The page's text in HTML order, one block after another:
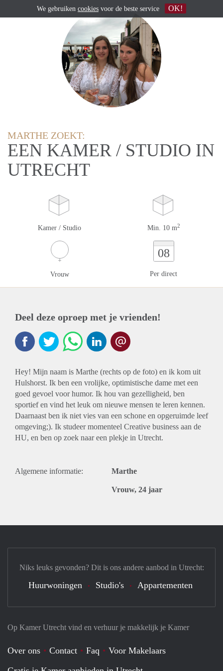
MARTHE ZOEKT:
EEN KAMER / STUDIO IN
UTRECHT
Kamer / Studio Min. 10 m2
Vrouw
08
Per direct
Deel deze oproep met je vrienden!
Hey! Mijn naam is Marthe (rechts op de foto) en ik kom uit
Hulshorst. Ik ben een vrolijke, optimistische dame met een
goed gevoel voor humor. Ik hou van gezelligheid, ben
sportief en vind het leuk om nieuwe mensen te leren kennen.
Daarnaast ben ik niet vies van een schone en opgeruimde leef
omgeving;). Ik studeer momenteel Creative business aan de
HU, en ben op zoek naar een plekje in Utrecht.
Algemene informatie: Marthe
Vrouw, 24 jaar
Op Kamer Utrecht vind en verhuur je makkelijk je Kamer
Over ons Contact Faq
Voor Makelaars
Niks leuks gevonden? Dit is ons andere aanbod in Utrecht:
Huurwoningen Studio's Appartementen
We gebruiken cookies voor de beste service OK!